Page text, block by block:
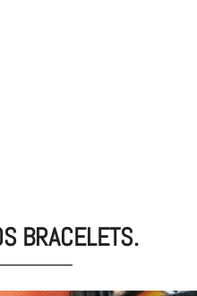
BRACELETS.